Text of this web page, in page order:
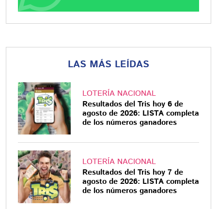
LAS MÁS LEÍDAS
LOTERÍA NACIONAL
Resultados del Tris hoy 6 de
agosto de 2026: LISTA completa
de los números ganadores
LOTERÍA NACIONAL
Resultados del Tris hoy 7 de
agosto de 2026: LISTA completa
de los números ganadores